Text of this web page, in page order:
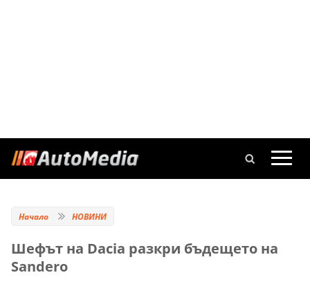
Начало НОВИНИ
Шефът на Dacia разкри бъдещето на
Sandero